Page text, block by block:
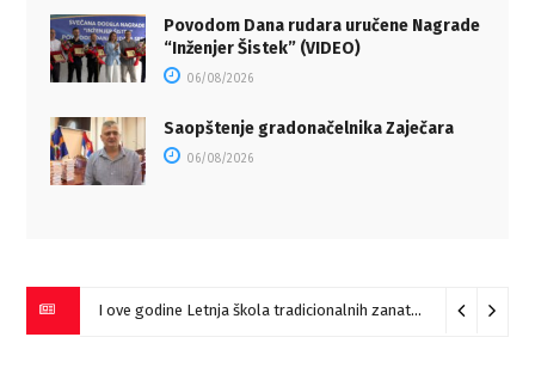
Povodom Dana rudara uručene Nagrade
“Inženjer Šistek” (VIDEO)
06/08/2026
Saopštenje gradonačelnika Zaječara
06/08/2026
I ove godine Letnja škola tradicionalnih zanata u Ravni 08/08/